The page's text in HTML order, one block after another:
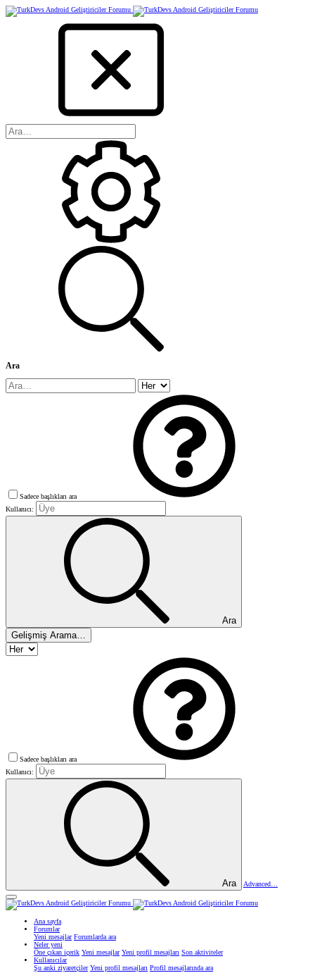
Ara
Sadece başlıkları ara
Kullanıcı:
Ara
Gelişmiş Arama…
Sadece başlıkları ara
Kullanıcı:
Ara Advanced…
Ana sayfa
Forumlar
Yeni mesajlar Forumlarda ara
Neler yeni
Öne çıkan içerik Yeni mesajlar Yeni profil mesajları Son aktiviteler
Kullanıcılar
Şu anki ziyaretçiler Yeni profil mesajları Profil mesajlarında ara